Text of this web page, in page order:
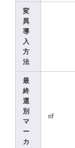
変
異
導
入
方
法
最
終
選
別
マ
ー
カ
rif